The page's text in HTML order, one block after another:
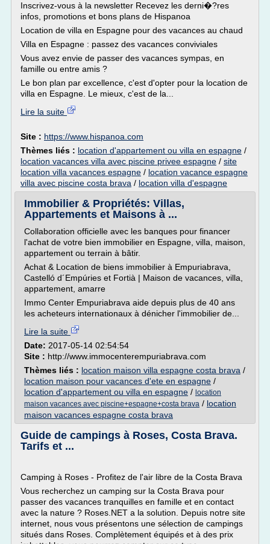
Inscrivez-vous à la newsletter Recevez les derni�?res
infos, promotions et bons plans de Hispanoa
Location de villa en Espagne pour des vacances au chaud
Villa en Espagne : passez des vacances conviviales
Vous avez envie de passer des vacances sympas, en
famille ou entre amis ?
Le bon plan par excellence, c'est d'opter pour la location de
villa en Espagne. Le mieux, c'est de la...
Lire la suite
Site : https://www.hispanoa.com
Thèmes liés : location d'appartement ou villa en espagne /
location vacances villa avec piscine privee espagne / site
location villa vacances espagne / location vacance espagne
villa avec piscine costa brava / location villa d'espagne
Immobilier & Propriétés: Villas,
Appartements et Maisons à ...
Collaboration officielle avec les banques pour financer
l'achat de votre bien immobilier en Espagne, villa, maison,
appartement ou terrain à bâtir.
Achat & Location de biens immobilier à Empuriabrava,
Castelló d´Empúries et Fortià | Maison de vacances, villa,
appartement, amarre
Immo Center Empuriabrava aide depuis plus de 40 ans
les acheteurs internationaux à dénicher l'immobilier de...
Lire la suite
Date: 2017-05-14 02:54:54
Site : http://www.immocenterempuriabrava.com
Thèmes liés : location maison villa espagne costa brava /
location maison pour vacances d'ete en espagne /
location d'appartement ou villa en espagne / location
maison vacances avec piscine+espagne+costa brava / location
maison vacances espagne costa brava
Guide de campings à Roses, Costa Brava.
Tarifs et ...
Camping à Roses - Profitez de l'air libre de la Costa Brava
Vous recherchez un camping sur la Costa Brava pour
passer des vacances tranquilles en famille et en contact
avec la nature ? Roses.NET a la solution. Depuis notre site
internet, nous vous présentons une sélection de campings
situés dans Roses. Complètement équipés et à des prix